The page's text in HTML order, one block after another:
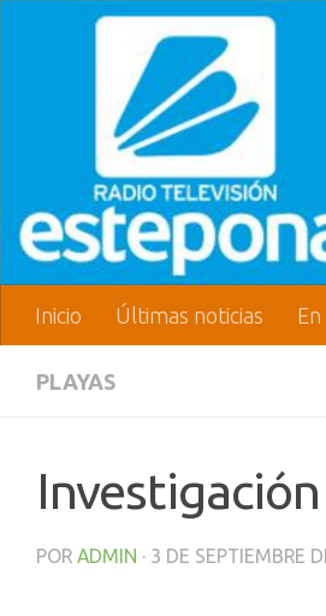
Inicio Últimas noticias
PLAYAS
POR ADMIN · 3 DE SEPTIEMBRE